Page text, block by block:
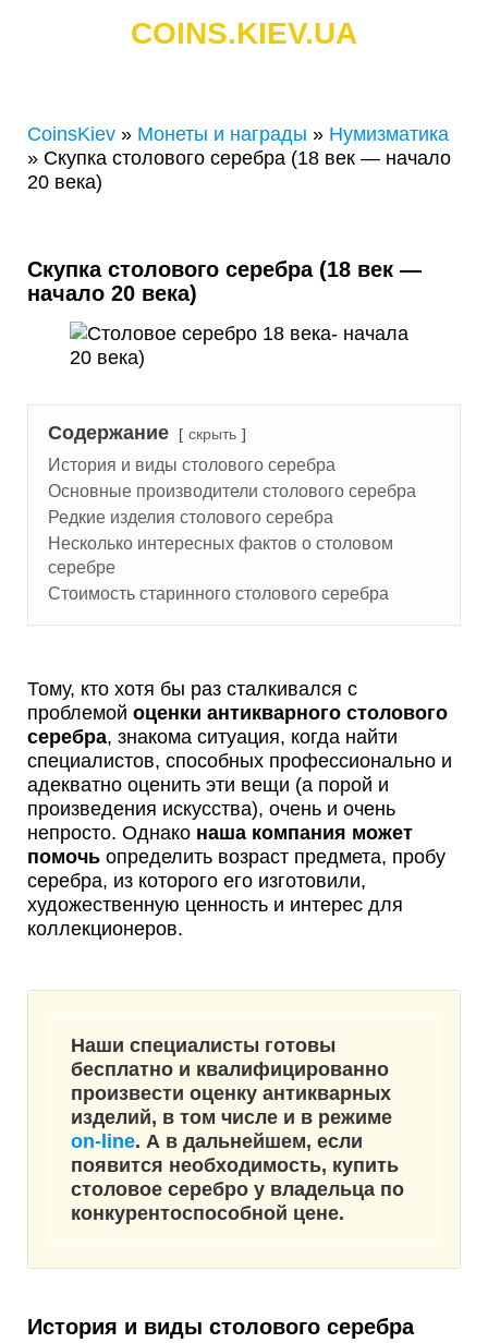
COINS.KIEV.UA
CoinsKiev » Монеты и награды » Нумизматика
» Скупка столового серебра (18 век — начало
20 века)
Скупка столового серебра (18 век —
начало 20 века)
Содержание скрыть
История и виды столового серебра
Основные производители столового серебра
Редкие изделия столового серебра
Несколько интересных фактов о столовом
серебре
Стоимость старинного столового серебра
Тому, кто хотя бы раз сталкивался с
проблемой оценки антикварного столового
серебра, знакома ситуация, когда найти
специалистов, способных профессионально и
адекватно оценить эти вещи (а порой и
произведения искусства), очень и очень
непросто. Однако наша компания может
помочь определить возраст предмета, пробу
серебра, из которого его изготовили,
художественную ценность и интерес для
коллекционеров.
Наши специалисты готовы
бесплатно и квалифицированно
произвести оценку антикварных
изделий, в том числе и в режиме
on-line. А в дальнейшем, если
появится необходимость, купить
столовое серебро у владельца по
конкурентоспособной цене.
История и виды столового серебра